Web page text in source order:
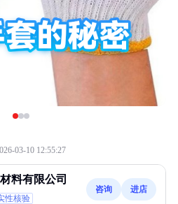
03-10 12:55:27
料有限公司
性核验
咨询 进店